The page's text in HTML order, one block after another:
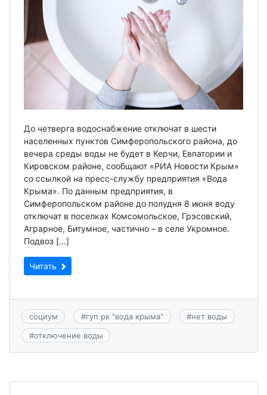
До четверга водоснабжение отключат в шести
населенных пунктов Симферопольского района, до
вечера среды воды не будет в Керчи, Евпатории и
Кировском районе, сообщают «РИА Новости Крым»
со ссылкой на пресс-службу предприятия «Вода
Крыма». По данным предприятия, в
Симферопольском районе до полудня 8 июня воду
отключат в поселках Комсомольское, Грэсовский,
Аграрное, Битумное, частично – в селе Укромное.
Подвоз […]
Читать
социум #гуп рк "вода крыма" #нет воды
#отключение воды